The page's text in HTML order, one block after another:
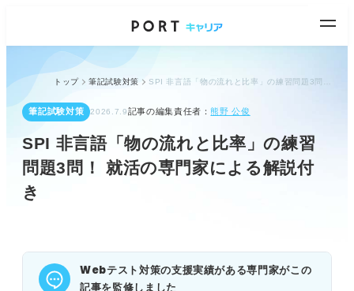
トップ 筆記試験対策
筆記試験対策 2026.7.9記事の編集責任者：熊野 公俊
SPI 非言語「物の流れと比率」の練習
問題3問！ 就活の専門家による解説付
き
Webテスト対策の支援実績がある専門家がこの
記事を監修しました